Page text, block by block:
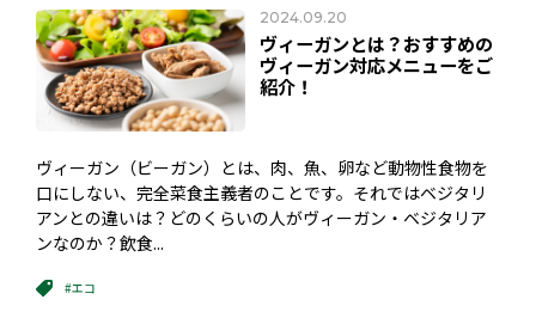
2024.09.20
ヴィーガンとは？おすすめの
ヴィーガン対応メニューをご
紹介！
ヴィーガン（ビーガン）とは、肉、魚、卵など動物性食物を
口にしない、完全菜食主義者のことです。それではベジタリ
アンとの違いは？どのくらいの人がヴィーガン・ベジタリア
ンなのか？飲食...
#エコ